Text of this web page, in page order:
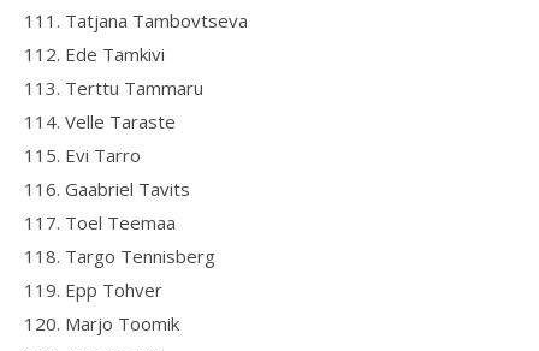
111. Tatjana Tambovtseva
112. Ede Tamkivi
113. Terttu Tammaru
114. Velle Taraste
115. Evi Tarro
116. Gaabriel Tavits
117. Toel Teemaa
118. Targo Tennisberg
119. Epp Tohver
120. Marjo Toomik